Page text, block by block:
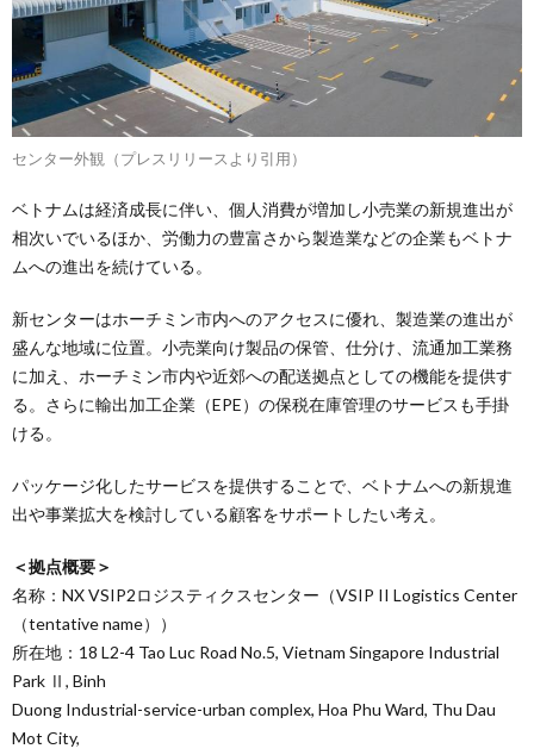
センター外観（プレスリリースより引用）
ベトナムは経済成長に伴い、個人消費が増加し小売業の新規進出が
相次いでいるほか、労働力の豊富さから製造業などの企業もベトナ
ムへの進出を続けている。
新センターはホーチミン市内へのアクセスに優れ、製造業の進出が
盛んな地域に位置。小売業向け製品の保管、仕分け、流通加工業務
に加え、ホーチミン市内や近郊への配送拠点としての機能を提供す
る。さらに輸出加工企業（EPE）の保税在庫管理のサービスも手掛
ける。
パッケージ化したサービスを提供することで、ベトナムへの新規進
出や事業拡大を検討している顧客をサポートしたい考え。
＜拠点概要＞
名称：NX VSIP2ロジスティクスセンター（VSIP II Logistics Center
（tentative name））
所在地：18 L2-4 Tao Luc Road No.5, Vietnam Singapore Industrial
Park Ⅱ, Binh
Duong Industrial-service-urban complex, Hoa Phu Ward, Thu Dau
Mot City,